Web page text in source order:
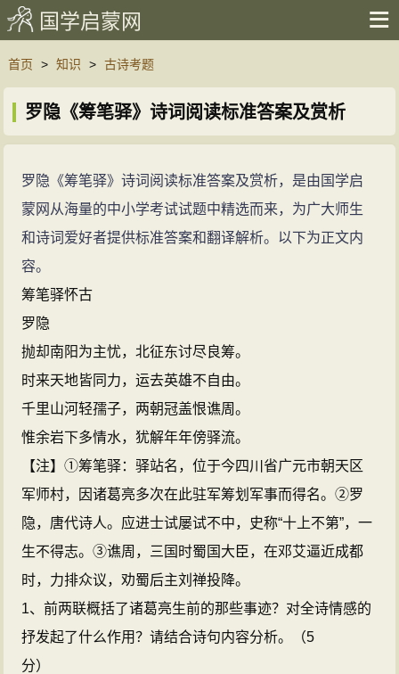
国学启蒙网
首页 > 知识 > 古诗考题
罗隐《筹笔驿》诗词阅读标准答案及赏析
罗隐《筹笔驿》诗词阅读标准答案及赏析，是由国学启
蒙网从海量的中小学考试试题中精选而来，为广大师生
和诗词爱好者提供标准答案和翻译解析。以下为正文内
容。
筹笔驿怀古
罗隐
抛却南阳为主忧，北征东讨尽良筹。
时来天地皆同力，运去英雄不自由。
千里山河轻孺子，两朝冠盖恨谯周。
惟余岩下多情水，犹解年年傍驿流。
【注】①筹笔驿：驿站名，位于今四川省广元市朝天区
军师村，因诸葛亮多次在此驻军筹划军事而得名。②罗
隐，唐代诗人。应进士试屡试不中，史称“十上不第”，一
生不得志。③谯周，三国时蜀国大臣，在邓艾逼近成都
时，力排众议，劝蜀后主刘禅投降。
1、前两联概括了诸葛亮生前的那些事迹？对全诗情感的
抒发起了什么作用？请结合诗句内容分析。（5
分）